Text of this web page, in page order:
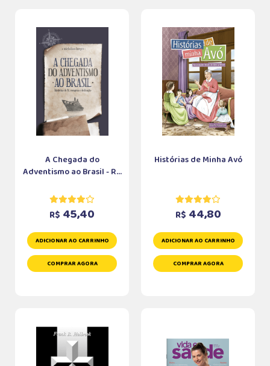
A Chegada do
Adventismo ao Brasil - R...
R$ 45,40
ADICIONAR AO CARRINHO
COMPRAR AGORA
Histórias de Minha Avó
R$ 44,80
ADICIONAR AO CARRINHO
COMPRAR AGORA